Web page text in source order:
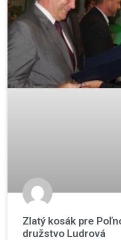
Zlatý kosák pre
družstvo Ludrová